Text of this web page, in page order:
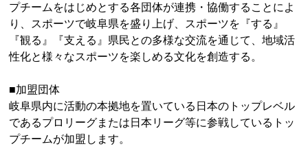
プチームをはじめとする各団体が連携・協働することによ
り、スポーツで岐阜県を盛り上げ、スポーツを『する』
『観る』『支える』県民との多様な交流を通じて、地域活
性化と様々なスポーツを楽しめる文化を創造する。
■加盟団体
岐阜県内に活動の本拠地を置いている日本のトップレベル
であるプロリーグまたは日本リーグ等に参戦しているトッ
プチームが加盟します。